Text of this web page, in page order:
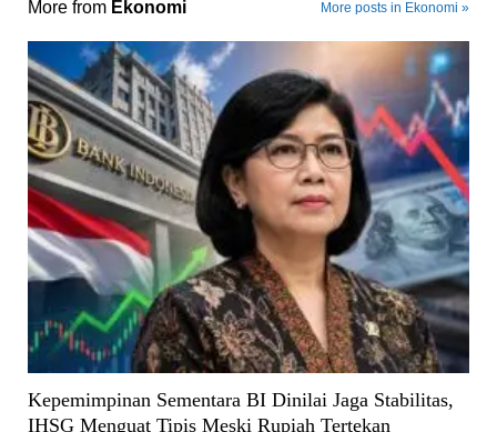
More from Ekonomi More posts in Ekonomi »
Kepemimpinan Sementara BI Dinilai Jaga Stabilitas,
IHSG Menguat Tipis Meski Rupiah Tertekan